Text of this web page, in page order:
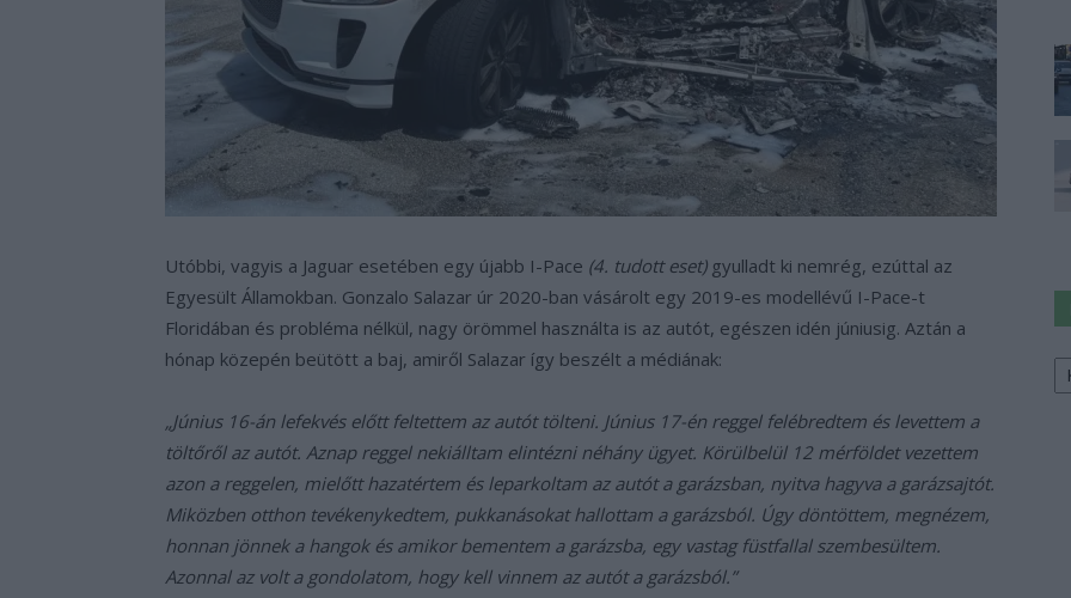
Utóbbi, vagyis a Jaguar esetében egy újabb I-Pace (4. tudott eset)gyulladt ki nemrég, ezúttal az
Egyesült Államokban. Gonzalo Salazar úr 2020-ban vásárolt egy 2019-es modellévű I-Pace-t
Floridában és probléma nélkül, nagy örömmel használta is az autót, egészen idén júniusig. Aztán a
hónap közepén beütött a baj, amiről Salazar így beszélt a médiának:
„Június 16-án lefekvés előtt feltettem az autót tölteni. Június 17-én reggel felébredtem és levettem a
töltőről az autót. Aznap reggel nekiálltam elintézni néhány ügyet. Körülbelül 12 mérföldet vezettem
azon a reggelen, mielőtt hazatértem és leparkoltam az autót a garázsban, nyitva hagyva a garázsajtót.
Miközben otthon tevékenykedtem, pukkanásokat hallottam a garázsból. Úgy döntöttem, megnézem,
honnan jönnek a hangok és amikor bementem a garázsba, egy vastag füstfallal szembesültem.
Azonnal az volt a gondolatom, hogy kell vinnem az autót a garázsból.”